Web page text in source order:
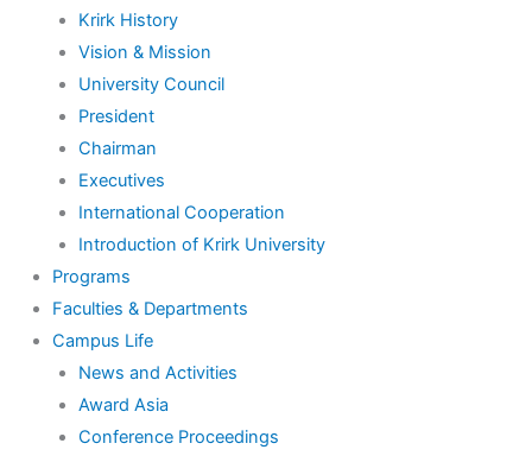
Krirk History
Vision & Mission
University Council
President
Chairman
Executives
International Cooperation
Introduction of Krirk University
Programs
Faculties & Departments
Campus Life
News and Activities
Award Asia
Conference Proceedings